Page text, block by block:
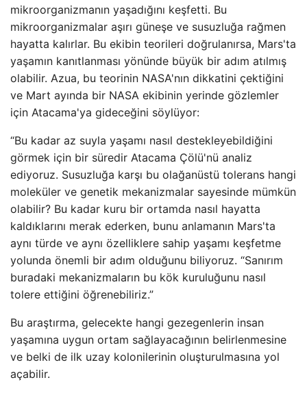
mikroorganizmanın yaşadığını keşfetti. Bu
mikroorganizmalar aşırı güneşe ve susuzluğa rağmen
hayatta kalırlar. Bu ekibin teorileri doğrulanırsa, Mars'ta
yaşamın kanıtlanması yönünde büyük bir adım atılmış
olabilir. Azua, bu teorinin NASA'nın dikkatini çektiğini
ve Mart ayında bir NASA ekibinin yerinde gözlemler
için Atacama'ya gideceğini söylüyor:
“Bu kadar az suyla yaşamı nasıl destekleyebildiğini
görmek için bir süredir Atacama Çölü'nü analiz
ediyoruz. Susuzluğa karşı bu olağanüstü tolerans hangi
moleküler ve genetik mekanizmalar sayesinde mümkün
olabilir? Bu kadar kuru bir ortamda nasıl hayatta
kaldıklarını merak ederken, bunu anlamanın Mars'ta
aynı türde ve aynı özelliklere sahip yaşamı keşfetme
yolunda önemli bir adım olduğunu biliyoruz. “Sanırım
buradaki mekanizmaların bu kök kuruluğunu nasıl
tolere ettiğini öğrenebiliriz.”
Bu araştırma, gelecekte hangi gezegenlerin insan
yaşamına uygun ortam sağlayacağının belirlenmesine
ve belki de ilk uzay kolonilerinin oluşturulmasına yol
açabilir.